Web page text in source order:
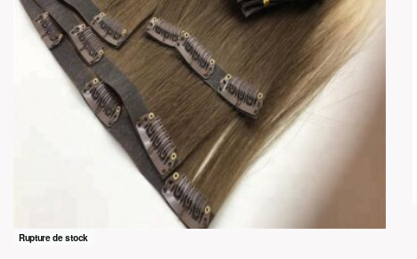
Rupture de stock